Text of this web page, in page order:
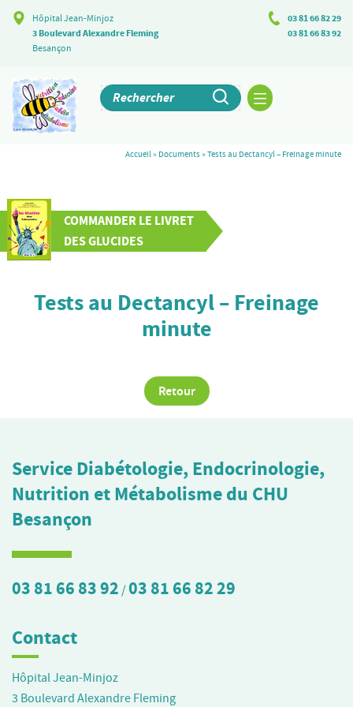
Hôpital Jean-Minjoz
3 Boulevard Alexandre Fleming
Besançon
03 81 66 82 29
03 81 66 83 92
Accueil» Documents»Tests au Dectancyl – Freinage minute
COMMANDER LE LIVRET
DES GLUCIDES
Tests au Dectancyl – Freinage
minute
Retour
Service Diabétologie, Endocrinologie,
Nutrition et Métabolisme du CHU
Besançon
03 81 66 83 92 /03 81 66 82 29
Contact
Hôpital Jean-Minjoz
3 Boulevard Alexandre Fleming